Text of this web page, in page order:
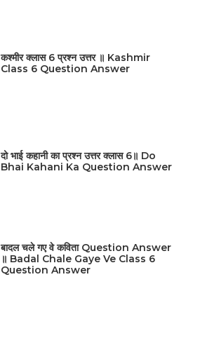
कश्मीर क्लास 6 प्रश्न उत्तर ॥ Kashmir
Class 6 Question Answer
दो भाई कहानी का प्रश्न उत्तर क्लास 6॥ Do
Bhai Kahani Ka Question Answer
बादल चले गए वे कविता Question Answer
॥ Badal Chale Gaye Ve Class 6
Question Answer